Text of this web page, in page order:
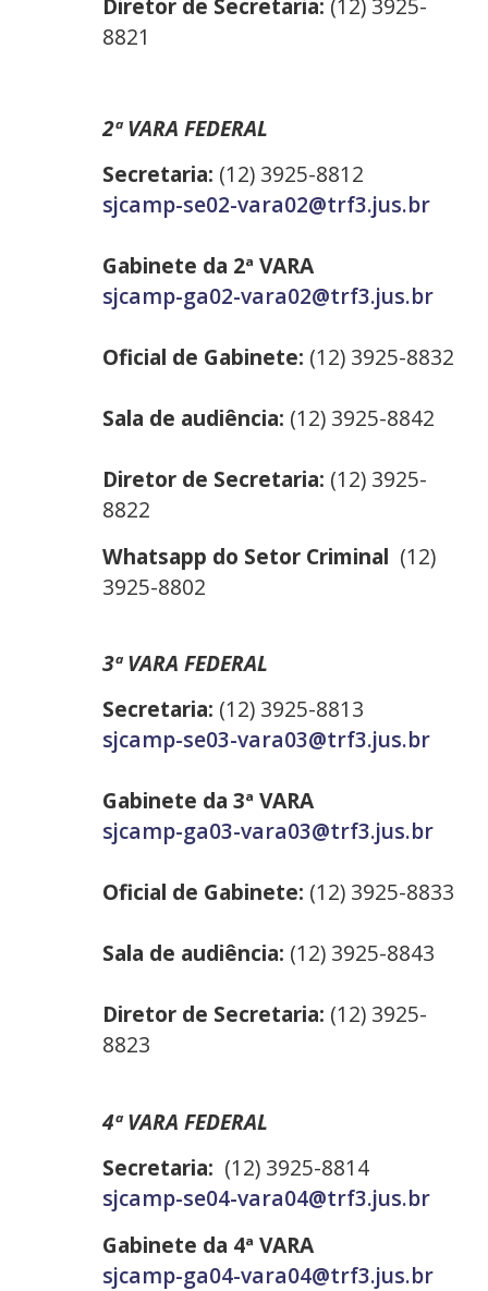
8821
2ª VARA FEDERAL
Secretaria: (12) 3925-8812
sjcamp-se02-vara02@trf3.jus.br
Gabinete da 2ª VARA
sjcamp-ga02-vara02@trf3.jus.br
Oficial de Gabinete: (12) 3925-8832
Sala de audiência: (12) 3925-8842
Diretor de Secretaria: (12) 3925-
8822
Whatsapp do Setor Criminal (12)
3925-8802
3ª VARA FEDERAL
Secretaria: (12) 3925-8813
sjcamp-se03-vara03@trf3.jus.br
Gabinete da 3ª VARA
sjcamp-ga03-vara03@trf3.jus.br
Oficial de Gabinete: (12) 3925-8833
Sala de audiência: (12) 3925-8843
Diretor de Secretaria: (12) 3925-
8823
4ª VARA FEDERAL
Secretaria: (12) 3925-8814
sjcamp-se04-vara04@trf3.jus.br
Gabinete da 4ª VARA
sjcamp-ga04-vara04@trf3.jus.br